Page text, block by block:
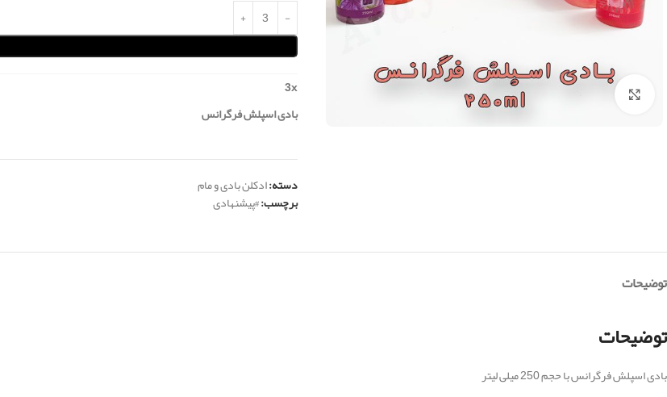
3x
بادی اسپلش فرگرانس
دسته:ادکلن بادی و مام
برچسب:#پیشنهادی
توضیحات
توضیحات
بادی اسپلش فرگرانس با حجم 250 میلی لیتر